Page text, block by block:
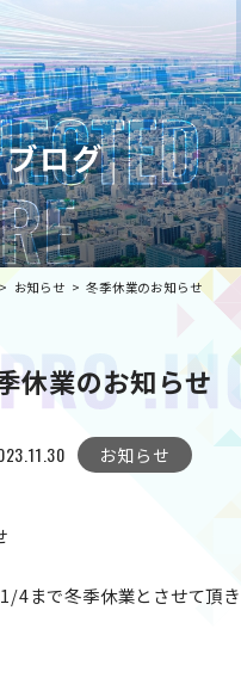
ログ
お知らせ 冬季休業のお知らせ
休業のお知らせ
お知らせ
4まで冬季休業とさせて頂き